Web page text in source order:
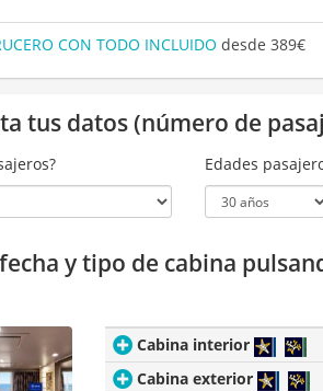
CON TODO INCLUIDO desde 389€
tus datos (número de
Edades
y tipo de cabina
Cabina interior
Cabina exterior